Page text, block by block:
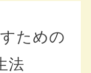
ための
法